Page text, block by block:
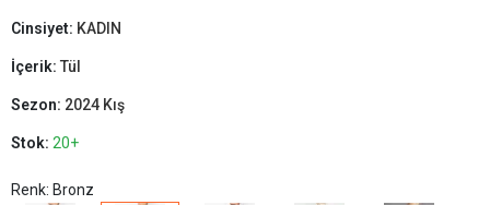
Cinsiyet: KADIN
İçerik: Tül
Sezon: 2024 Kış
Stok: 20+
Renk: Bronz